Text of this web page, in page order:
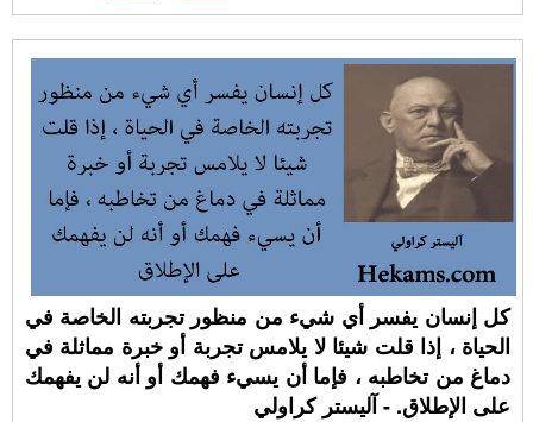
كل إنسان يفسر أي شيء من منظور تجربته الخاصة في
الحياة ، إذا قلت شيئا لا يلامس تجربة أو خبرة مماثلة في
دماغ من تخاطبه ، فإما أن يسيء فهمك أو أنه لن يفهمك
على الإطلاق. - آليستر كراولي